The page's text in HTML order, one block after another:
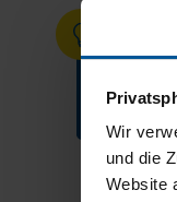
Wir
und die
Website